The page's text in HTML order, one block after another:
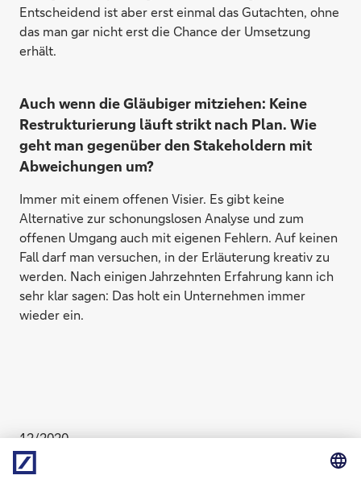
Entscheidend ist aber erst einmal das Gutachten, ohne
das man gar nicht erst die Chance der Umsetzung
erhält.
Auch wenn die Gläubiger mitziehen: Keine
Restrukturierung läuft strikt nach Plan. Wie
geht man gegenüber den Stakeholdern mit
Abweichungen um?
Immer mit einem offenen Visier. Es gibt keine
Alternative zur schonungslosen Analyse und zum
offenen Umgang auch mit eigenen Fehlern. Auf keinen
Fall darf man versuchen, in der Erläuterung kreativ zu
werden. Nach einigen Jahrzehnten Erfahrung kann ich
sehr klar sagen: Das holt ein Unternehmen immer
wieder ein.
12/2020
Chefredaktion: Bastian Frien und Boris Karkowski